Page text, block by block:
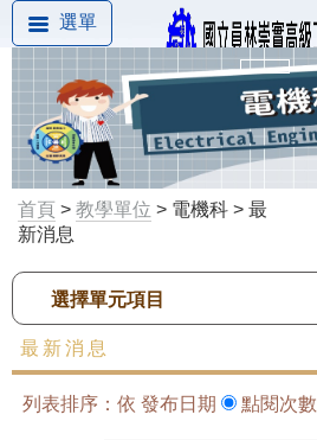
選單
首頁 > 教學單位 > 電機科 > 最
新消息
選擇單元項目
最新消息
列表排序：依 發布日期 點閱次數